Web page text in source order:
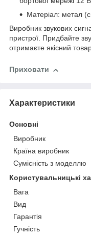
Матеріал: метал
Виробник звукових
пристрої. Придбайте
отримаєте якісний
Приховати
Характеристики
Основні
Виробник
Країна виробник
Сумісність з моделлю
Користувальницькі
Вага
Вид
Гарантія
Гучність